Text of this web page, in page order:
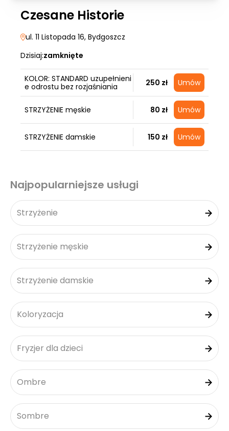
Czesane Historie
ul. 11 Listopada 16, Bydgoszcz
Dzisiaj:zamknięte
KOLOR: STANDARD uzupełnieni
e odrostu bez rozjaśniania
250 zł Umów
STRZYŻENIE męskie 80 zł Umów
STRZYŻENIE damskie 150 zł Umów
Najpopularniejsze usługi
Strzyżenie
Strzyżenie męskie
Strzyżenie damskie
Koloryzacja
Fryzjer dla dzieci
Ombre
Sombre